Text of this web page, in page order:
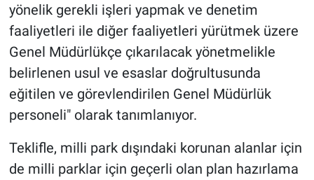
yönelik gerekli işleri yapmak ve denetim
faaliyetleri ile diğer faaliyetleri yürütmek üzere
Genel Müdürlükçe çıkarılacak yönetmelikle
belirlenen usul ve esaslar doğrultusunda
eğitilen ve görevlendirilen Genel Müdürlük
personeli" olarak tanımlanıyor.
Teklifle, milli park dışındaki korunan alanlar için
de milli parklar için geçerli olan plan hazırlama